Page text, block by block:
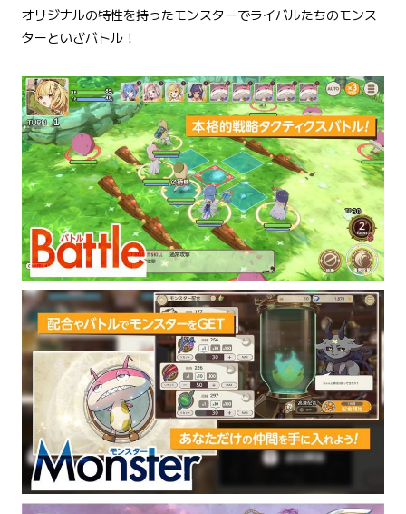
オリジナルの特性を持ったモンスターでライバルたちのモンス
ターといざバトル！